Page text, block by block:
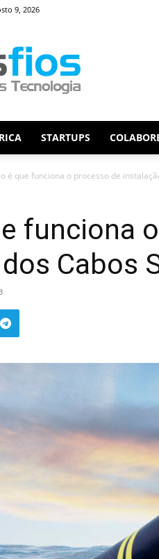
9, 2026
STARTUPS
é que funciona o processo de
funciona
Cabos